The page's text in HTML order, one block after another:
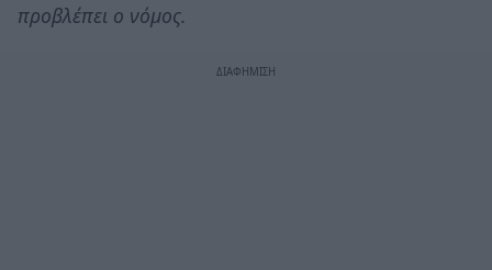
προβλέπει ο νόμος.